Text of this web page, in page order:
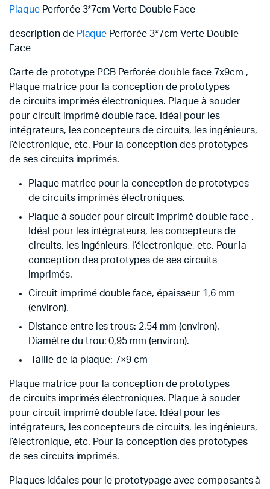
PlaquePerforée 3*7cm Verte Double Face
description de Plaque Perforée 3*7cm Verte Double
Face
Carte de prototype PCB Perforée double face 7x9cm ,
Plaque matrice pour la conception de prototypes
de circuits imprimés électroniques. Plaque à souder
pour circuit imprimé double face. Idéal pour les
intégrateurs, les concepteurs de circuits, les ingénieurs,
l’électronique, etc. Pour la conception des prototypes
de ses circuits imprimés.
Plaque matrice pour la conception de prototypes
de circuits imprimés électroniques.
Plaque à souder pour circuit imprimé double face .
Idéal pour les intégrateurs, les concepteurs de
circuits, les ingénieurs, l’électronique, etc. Pour la
conception des prototypes de ses circuits
imprimés.
Circuit imprimé double face, épaisseur 1,6 mm
(environ).
Distance entre les trous: 2,54 mm (environ).
Diamètre du trou: 0,95 mm (environ).
Taille de la plaque: 7×9 cm
Plaque matrice pour la conception de prototypes
de circuits imprimés électroniques. Plaque à souder
pour circuit imprimé double face. Idéal pour les
intégrateurs, les concepteurs de circuits, les ingénieurs,
l’électronique, etc. Pour la conception des prototypes
de ses circuits imprimés.
Plaques idéales pour le prototypage avec composants à